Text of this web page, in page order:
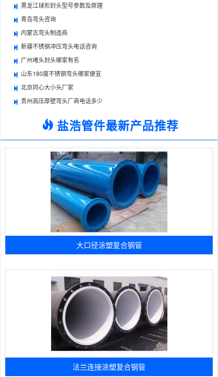
黑龙江球形封头型号参数及原理
青岛弯头咨询
内蒙古弯头制造商
新疆不锈钢冲压弯头电话咨询
广州堵头封头哪家有名
山东180度不锈钢弯头哪家便宜
北京同心大小头厂家
贵州高压厚壁弯头厂商电话多少
盐浩管件最新产品推荐
大口径涂塑复合钢管
法兰连接涂塑复合钢管